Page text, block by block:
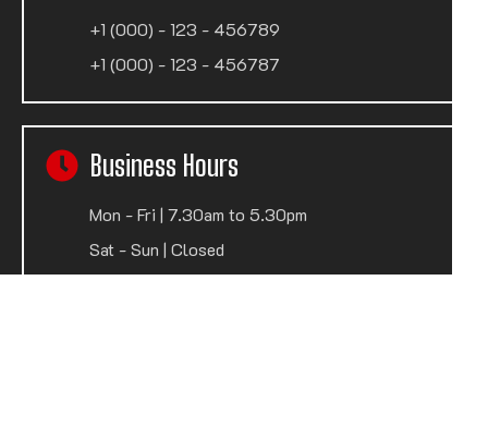
+1 (000) - 123 - 456789
+1 (000) - 123 - 456787
Business Hours
Mon - Fri | 7.30am to 5.30pm
Sat - Sun | Closed